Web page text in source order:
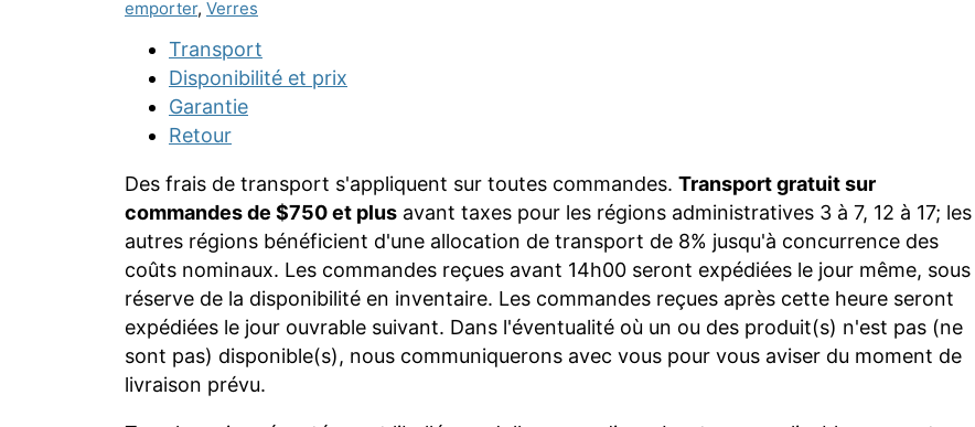
emporter, Verres
Transport
Disponibilité et prix
Garantie
Retour
Des frais de transport s'appliquent sur toutes commandes. Transport gratuit sur
commandes de $750 et plus avant taxes pour les régions administratives 3 à 7, 12 à 17; les
autres régions bénéficient d'une allocation de transport de 8% jusqu'à concurrence des
coûts nominaux. Les commandes reçues avant 14h00 seront expédiées le jour même, sous
réserve de la disponibilité en inventaire. Les commandes reçues après cette heure seront
expédiées le jour ouvrable suivant. Dans l'éventualité où un ou des produit(s) n'est pas (ne
sont pas) disponible(s), nous communiquerons avec vous pour vous aviser du moment de
livraison prévu.